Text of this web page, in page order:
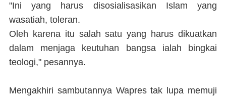
"Ini yang harus disosialisasikan Islam yang
wasatiah, toleran.
Oleh karena itu salah satu yang harus dikuatkan
dalam menjaga keutuhan bangsa ialah bingkai
teologi," pesannya.
Mengakhiri sambutannya Wapres tak lupa memuji